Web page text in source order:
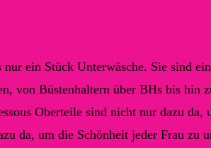
ein Stück Unterwäsche. Sie sind
von Büstenhaltern über BHs bis hin
Oberteile sind nicht nur dazu da,
da, um die Schönheit jeder Frau zu